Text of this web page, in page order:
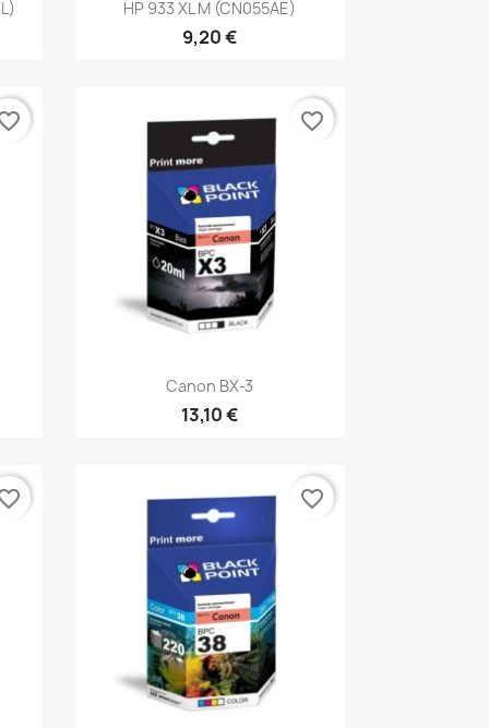
HP 933 XL M (CN055AE)
9,20 €
Rýchly náhľad
Canon BX-3
13,10 €
favorite_border
favorite_border